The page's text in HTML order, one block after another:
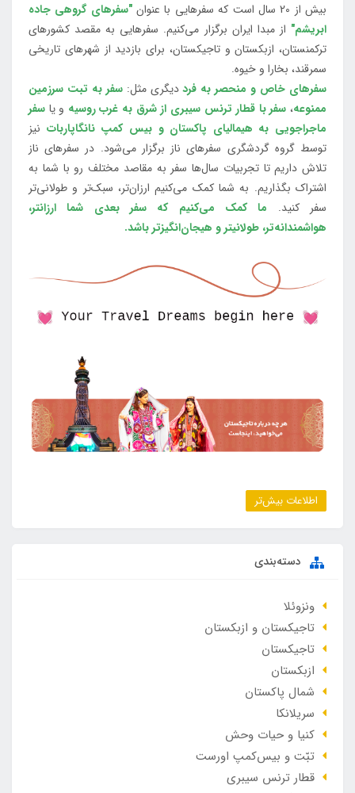
بیش از 20 سال است که سفرهایی با عنوان
"سفرهای گروهی جاده
ابریشم" از مبدا ایران برگزار می‌کنیم. سفرهایی به مقصد کشورهای
ترکمنستان، ازبکستان و تاجیکستان، برای بازدید از شهرهای تاریخی
سمرقند، بخارا و خیوه.
سفرهای خاص و منحصر به فرددیگری مثل:سفر به تبت سرزمین
ممنوعه، سفر با قطار ترنس سیبری از شرق به غرب روسیه و یا سفر
ماجراجویی به هیمالیای پاکستان و بیس کمپ نانگاپاربات نیز
توسط گروه گردشگری سفرهای ناز برگزار می‌شود. در سفرهای ناز
تلاش داریم تا تجربیات سال‌ها سفر به مقاصد مختلف رو با شما به
اشتراک بگذاریم. به شما کمک می‌کنیم ارزان‌تر، سبک‌تر و طولانی‌تر
سفر کنید. ما کمک می‌کنیم که سفر بعدی شما ارزانتر،
هواشمندانه‌تر، طولانی‎تر و هیجان‌انگیزتر باشد.
اطلاعات بیش‌تر
دسته‌بندی
ونزوئلا
تاجیکستان و ازبکستان
تاجیکستان
ازبکستان
شمال پاکستان
سریلانکا
کنیا و حیات وحش
تبّت و بیس‌کمپ اورست
قطار ترنس سیبری